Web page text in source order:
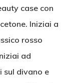
case con
Iniziai a
rosso
ad
sul divano e